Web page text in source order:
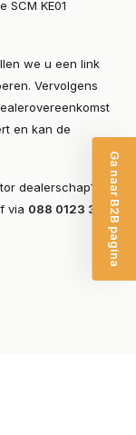
KE01
we u een link
Vervolgens
en kan de
dealerschap?
via 088 0123 300!
Ga naar B2B pagina